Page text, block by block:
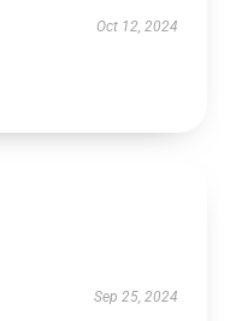
Oct 12, 2024
Sep 25, 2024